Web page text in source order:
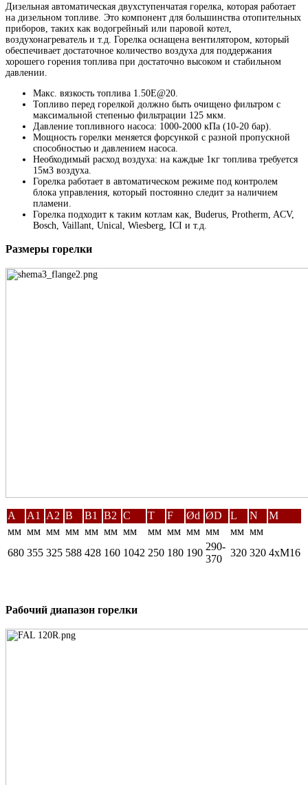
Дизельная автоматическая двухступенчатая горелка, которая работает
на дизельном топливе. Это компонент для большинства отопительных
приборов, таких как водогрейный или паровой котел,
воздухонагреватель и т.д. Горелка оснащена вентилятором, который
обеспечивает достаточное количество воздуха для поддержания
хорошего горения топлива при достаточно высоком и стабильном
давлении.
Макс. вязкость топлива 1.50E@20.
Топливо перед горелкой должно быть очищено фильтром с
максимальной степенью фильтрации 125 мкм.
Давление топливного насоса: 1000-2000 кПа (10-20 бар).
Мощность горелки меняется форсункой с разной пропускной
способностью и давлением насоса.
Необходимый расход воздуха: на каждые 1кг топлива требуется
15м3 воздуха.
Горелка работает в автоматическом режиме под контролем
блока управления, который постоянно следит за наличием
пламени.
Горелка подходит к таким котлам как, Buderus, Protherm, ACV,
Bosch, Vaillant, Unical, Wiesberg, ICI и т.д.
Размеры горелки
A A1 A2 B B1 B2 C T F Ød ØD L N
M
мм мм мм мм мм мм мм мм мм мм мм мм мм
680 355 325 588 428 160 1042 250 180 190
290-
370
320 320 4xM16
Рабочий диапазон горелки